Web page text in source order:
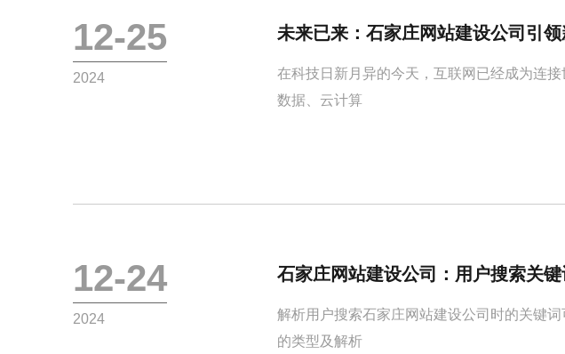
12-25
2024
未来已来：石家庄网站建设公司引
在科技日新月异的今天，互联网已经成为连
数据、云计算
12-24
2024
石家庄网站建设公司：用户搜索关
解析用户搜索石家庄网站建设公司时的关键
的类型及解析